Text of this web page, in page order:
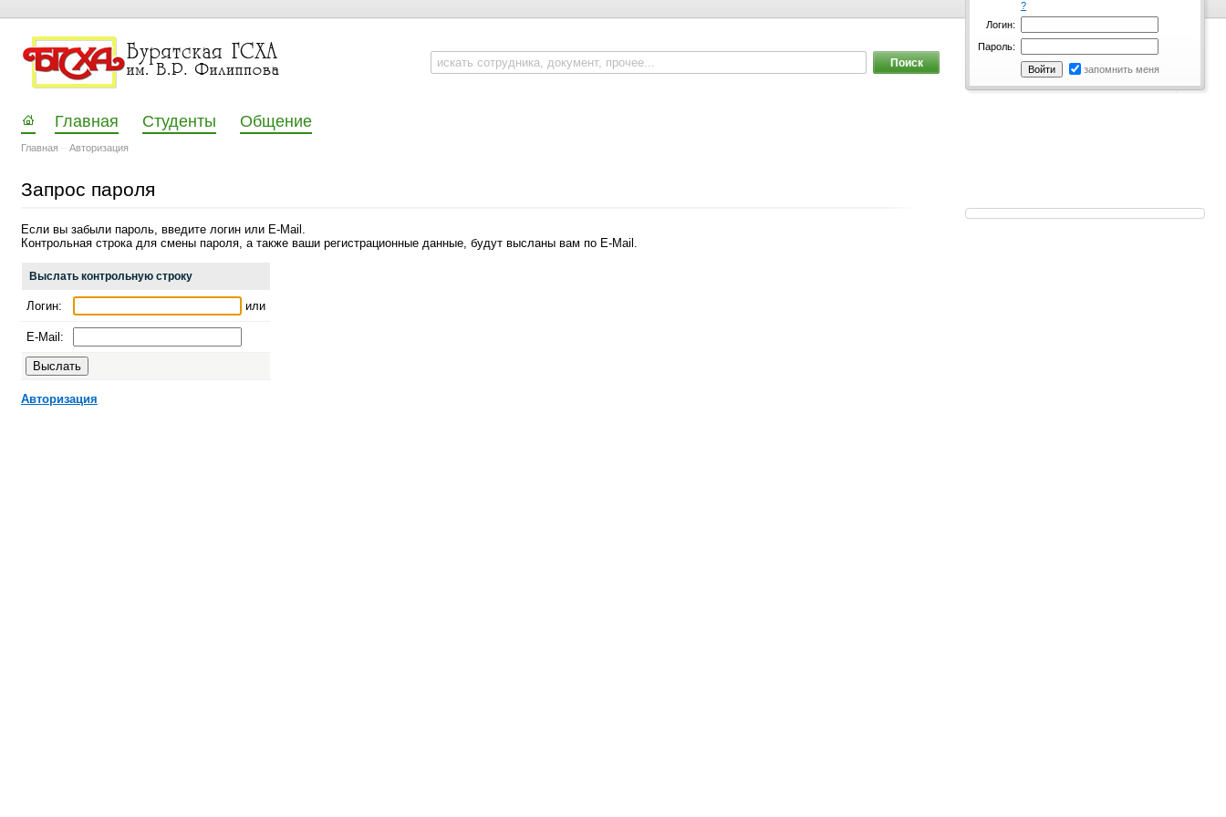
?
Логин:
Пароль:
запомнить меня
Главная Студенты Общение
Главная Авторизация
Запрос пароля
Если вы забыли пароль, введите логин или E-Mail.
Контрольная строка для смены пароля, а также ваши регистрационные данные, будут высланы вам по E-Mail.
Выслать контрольную строку
Логин: или
E-Mail:
Авторизация